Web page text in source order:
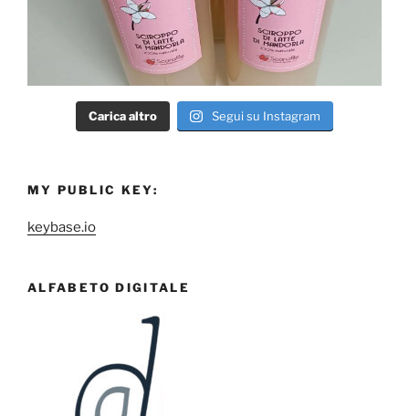
Carica altro Segui su Instagram
MY PUBLIC KEY:
keybase.io
ALFABETO DIGITALE